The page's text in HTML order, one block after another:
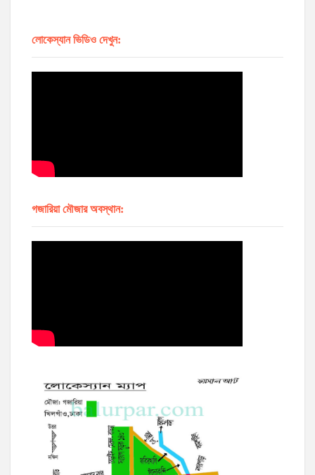
লোকেস্যান ভিডিও দেখুন:
গজারিয়া মৌজার অবস্থান: